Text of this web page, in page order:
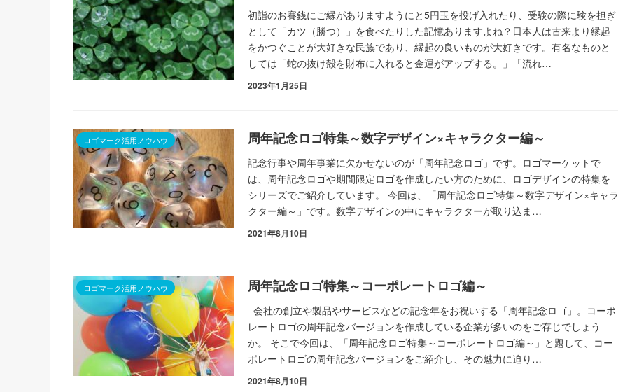
初詣のお賽銭にご縁がありますようにと5円玉を投げ入れたり、受験の際に験を担ぎ
として「カツ（勝つ）」を食べたりした記憶ありますよね？日本人は古来より縁起
をかつぐことが大好きな民族であり、縁起の良いものが大好きです。有名なものと
しては「蛇の抜け殻を財布に入れると金運がアップする。」「流れ…
2023年1月25日
ロゴマーク活用ノウハウ 周年記念ロゴ特集～数字デザイン×キャラクター編～
記念行事や周年事業に欠かせないのが「周年記念ロゴ」です。ロゴマーケットで
は、周年記念ロゴや期間限定ロゴを作成したい方のために、ロゴデザインの特集を
シリーズでご紹介しています。 今回は、「周年記念ロゴ特集～数字デザイン×キャラ
クター編～」です。数字デザインの中にキャラクターが取り込ま…
2021年8月10日
ロゴマーク活用ノウハウ 周年記念ロゴ特集～コーポレートロゴ編～
会社の創立や製品やサービスなどの記念年をお祝いする「周年記念ロゴ」。コーポ
レートロゴの周年記念バージョンを作成している企業が多いのをご存じでしょう
か。 そこで今回は、「周年記念ロゴ特集～コーポレートロゴ編～」と題して、コー
ポレートロゴの周年記念バージョンをご紹介し、その魅力に迫り…
2021年8月10日